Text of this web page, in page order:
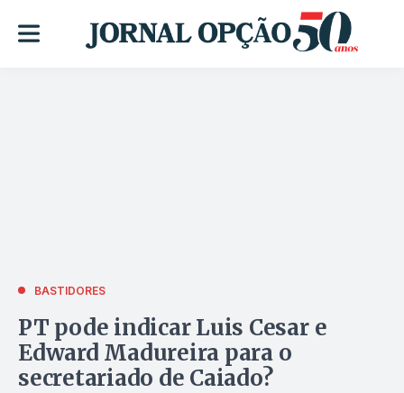
BASTIDORES
PT pode indicar Luis Cesar e
Edward Madureira para o
secretariado de Caiado?